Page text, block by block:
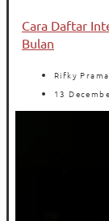
Cara Daftar
Bulan
Rifky
13